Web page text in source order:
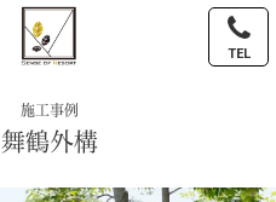
TEL
施工事例
舞鶴外構